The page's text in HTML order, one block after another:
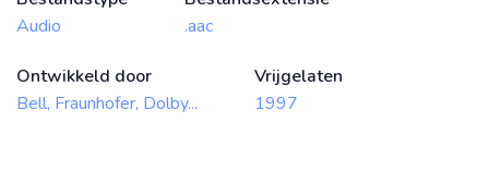
Audio
.aac
Ontwikkeld door
Bell, Fraunhofer, Dolby...
Vrijgelaten
1997